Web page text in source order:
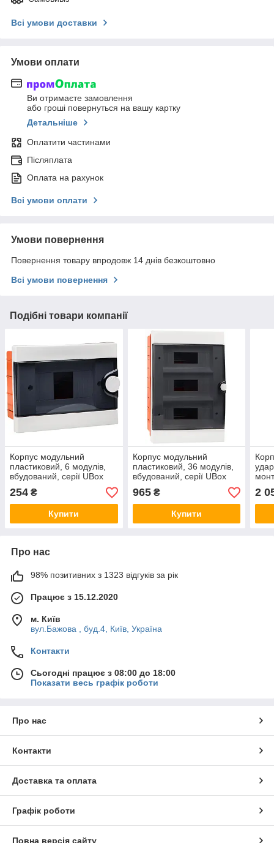
Всі умови доставки
Умови оплати
Ви отримаєте замовлення
або гроші повернуться на вашу картку
Детальніше
Оплатити частинами
Післяплата
Оплата на рахунок
Всі умови оплати
Умови повернення
Повернення товару впродовж 14 днів безкоштовно
Всі умови повернення
Подібні товари компанії
Корпус модульний
пластиковий, 6 модулів,
вбудований, серії UBox
254 ₴
Купити
Корпус модульний
пластиковий, 36 модулів,
вбудований, серії UBox
965₴
Купити
2
Про нас
98% позитивних з 1323 відгуків за рік
Працює з 15.12.2020
м. Київ
вул.Бажова , буд.4, Київ, Україна
Контакти
Сьогодні працює з 08:00 до 18:00
Показати весь графік роботи
Про нас
Контакти
Доставка та оплата
Графік роботи
Повна версія сайту